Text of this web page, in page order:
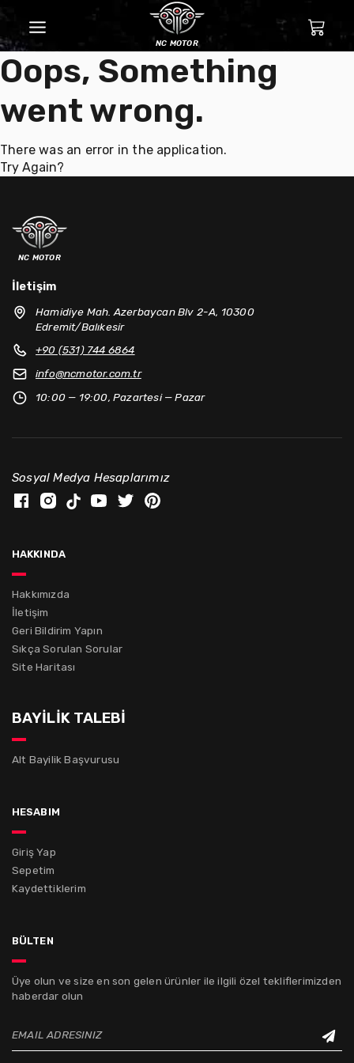
nc motor
Oops, Something
went wrong.
There was an error in the application.
Try Again?
nc motor
İletişim
Hamidiye Mah. Azerbaycan Blv 2-A, 10300
Edremit/Balıkesir
+90 (531) 744 6864
info@ncmotor.com.tr
10:00 — 19:00, Pazartesi — Pazar
Sosyal Medya Hesaplarımız
hakkında
Hakkımızda
İletişim
Geri Bildirim Yapın
Sıkça Sorulan Sorular
Site Haritası
BAYİLİK TALEBİ
Alt Bayilik Başvurusu
hesabım
Giriş Yap
Sepetim
Kaydettiklerim
bülten
Üye olun ve size en son gelen ürünler ile ilgili özel tekliflerimizden
haberdar olun
EMAIL ADRESINIZ